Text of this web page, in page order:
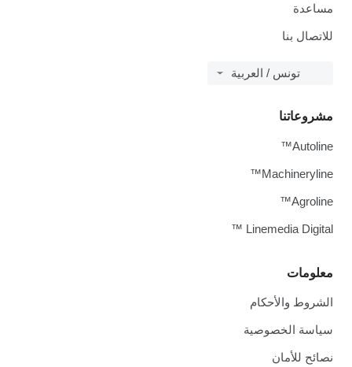
مساعدة
للاتصال بنا
تونس / العربية
معلومات
الشروط والأحكام
سياسة الخصوصية
نصائح للأمان
مشروعاتنا
Autoline™
Machineryline™
Agroline™
Linemedia Digital ™